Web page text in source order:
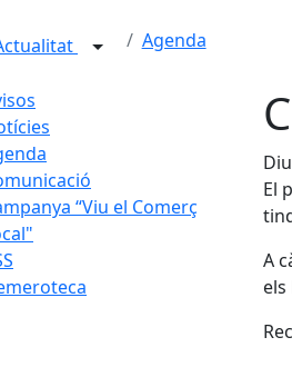
Agenda
“Viu el Comerç
El
A
els